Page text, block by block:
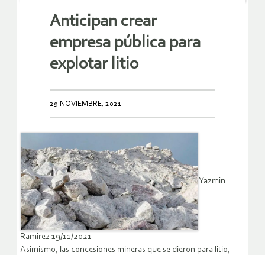
Anticipan crear
empresa pública para
explotar litio
29 NOVIEMBRE, 2021
Yazmin
Ramirez 19/11/2021
Asimismo, las concesiones mineras que se dieron para litio,